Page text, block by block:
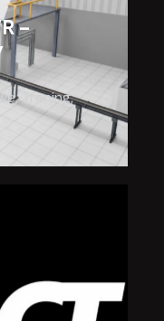
–
, Trening,